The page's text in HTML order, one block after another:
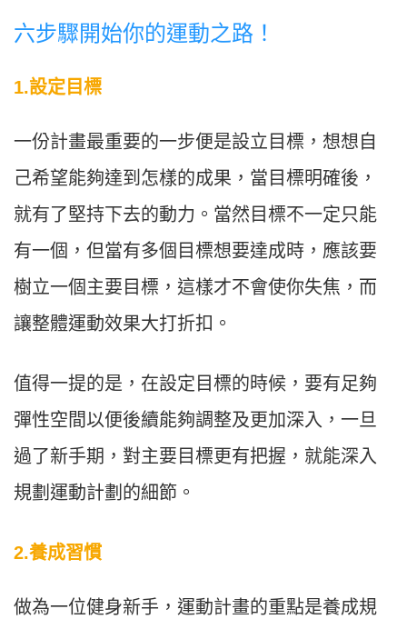
六步驟開始你的運動之路！
1.設定目標
一份計畫最重要的一步便是設立目標，想想自
己希望能夠達到怎樣的成果，當目標明確後，
就有了堅持下去的動力。當然目標不一定只能
有一個，但當有多個目標想要達成時，應該要
樹立一個主要目標，這樣才不會使你失焦，而
讓整體運動效果大打折扣。
值得一提的是，在設定目標的時候，要有足夠
彈性空間以便後續能夠調整及更加深入，一旦
過了新手期，對主要目標更有把握，就能深入
規劃運動計劃的細節。
2.養成習慣
做為一位健身新手，運動計畫的重點是養成規